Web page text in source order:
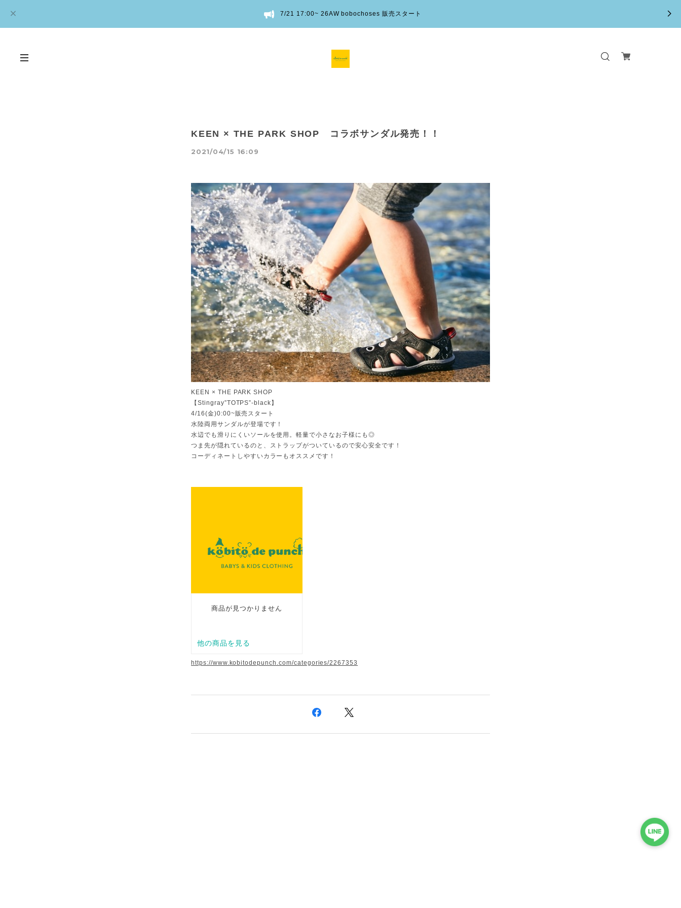
7/21 17:00~ 26AW bobochoses 販売スタート
KEEN × THE PARK SHOP コラボサンダル発売！！
2021/04/15 16:09
KEEN × THE PARK SHOP
【Stingray”TOTPS”-black】
4/16(金)0:00~販売スタート
水陸両用サンダルが登場です！
水辺でも滑りにくいソールを使用。軽量で小さなお子様にも◎
つま先が隠れているのと、ストラップがついているので安心安全です！
コーディネートしやすいカラーもオススメです！
https://www.kobitodepunch.com/categories/2267353